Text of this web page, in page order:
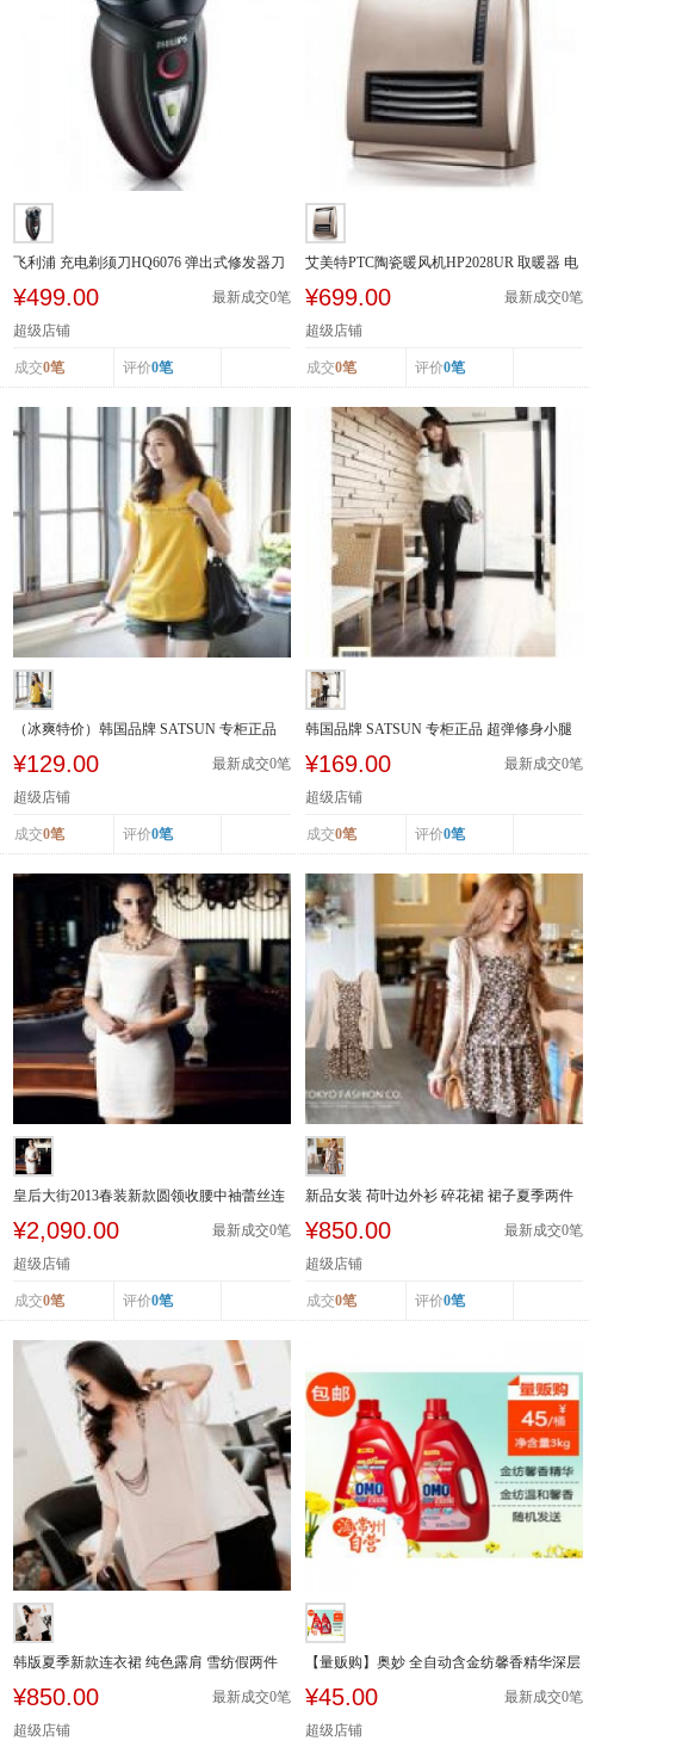
飞利浦 充电剃须刀HQ6076 弹出式修发器刀
¥499.00 最新成交0笔
超级店铺
成交0笔 评价0笔
艾美特PTC陶瓷暖风机HP2028UR 取暖器 电
¥699.00 最新成交0笔
超级店铺
成交0笔 评价0笔
（冰爽特价）韩国品牌 SATSUN 专柜正品
¥129.00 最新成交0笔
超级店铺
成交0笔 评价0笔
韩国品牌 SATSUN 专柜正品 超弹修身小腿
¥169.00 最新成交0笔
超级店铺
成交0笔 评价0笔
皇后大街2013春装新款圆领收腰中袖蕾丝连
¥2,090.00 最新成交0笔
超级店铺
成交0笔 评价0笔
新品女装 荷叶边外衫 碎花裙 裙子夏季两件
¥850.00 最新成交0笔
超级店铺
成交0笔 评价0笔
韩版夏季新款连衣裙 纯色露肩 雪纺假两件
¥850.00 最新成交0笔
超级店铺
【量贩购】奥妙 全自动含金纺馨香精华深层
¥45.00 最新成交0笔
超级店铺